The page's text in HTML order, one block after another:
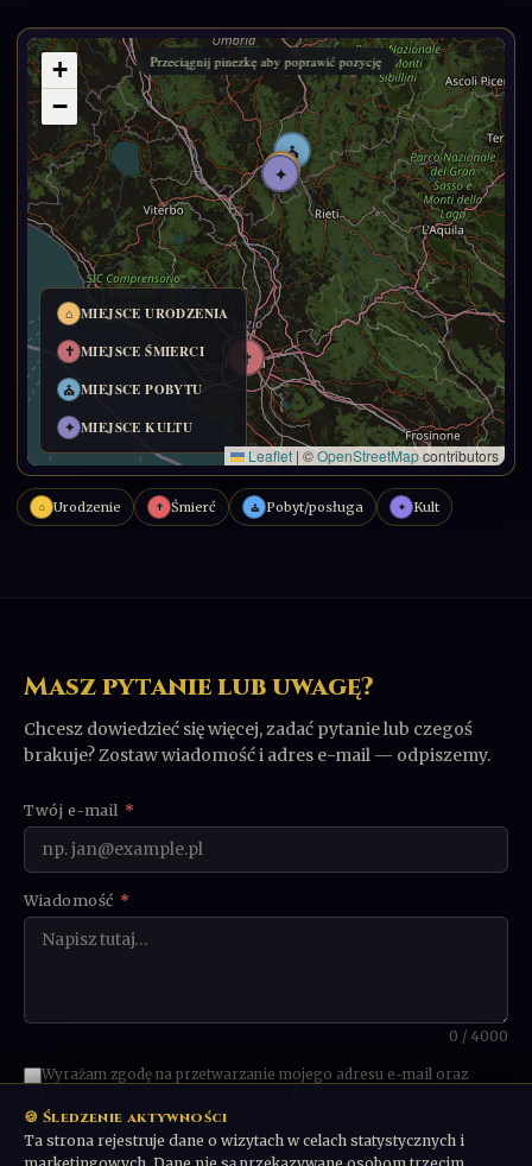
⌂ Urodzenie ✝ Śmierć ⛪ Pobyt/posługa ✦ Kult
Masz pytanie lub uwagę?
Chcesz dowiedzieć się więcej, zadać pytanie lub czegoś
brakuje? Zostaw wiadomość i adres e-mail — odpiszemy.
Twój e-mail *
Wiadomość *
0 / 4000
Wyrażam zgodę na przetwarzanie mojego adresu e-mail oraz
danych jest Communio Sanctorum. Dane nie są przekazywane
osobom trzecim ani wykorzystywane w celach marketingowych
bez odrębnej zgody. Możesz poprosić o usunięcie danych w
🍪 Śledzenie aktywności
Ta strona rejestruje dane o wizytach w celach statystycznych i